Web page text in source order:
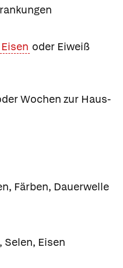
Eisen oder Eiweiß
Wochen zur Haus-
Färben, Dauerwelle
Selen, Eisen